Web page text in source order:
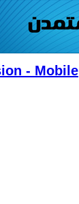
- Mobile